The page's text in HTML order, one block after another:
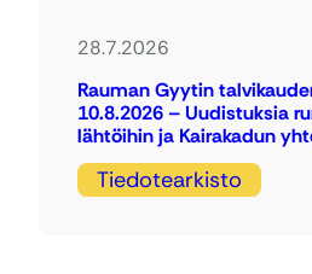
28.7.2026
Rauman Gyytin
10.8.2026 – Uudistuksia
lähtöihin ja Kairakadun
Tiedotearkisto